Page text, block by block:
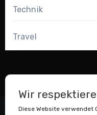
Technik
Travel
Wir
Diese Website verwendet